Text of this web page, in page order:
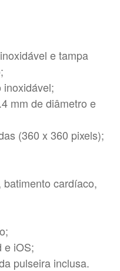
e tampa
inoxidável;
mm de diâmetro e
(360 x 360 pixels);
cardíaco,
e iOS;
pulseira inclusa.